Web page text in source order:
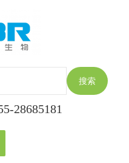
搜索
28685181